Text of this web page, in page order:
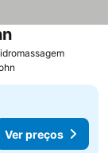
Ver
Ver preços
Ver preços